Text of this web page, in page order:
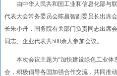
由中华人民共和国工业和信息化部与联
代表大会常务委员会陈昌智副委员长出席
长朱小丹，国务院有关部门负责同志出席
同志、企业代表共500余人参加会议。
本次会议主题为“加快建设绿色工业体
会，积极倡导各国加强合作交流，共同推